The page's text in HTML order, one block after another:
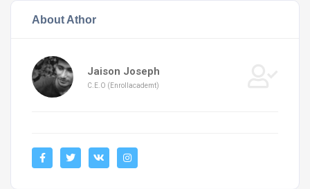
About Athor
Jaison Joseph
C.E.O (Enrollacademt)